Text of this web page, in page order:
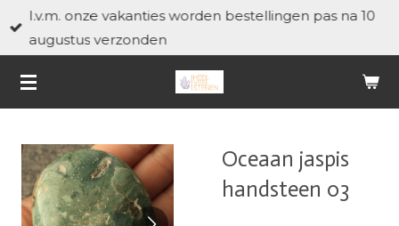
Ga
direct
de
I.v.m. onze vakanties worden bestellingen pas na 10
augustus verzonden
Oceaan jaspis
handsteen 03